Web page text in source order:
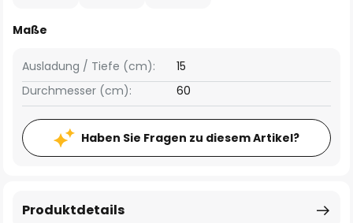
Maße
Ausladung / Tiefe (cm):
15
Durchmesser (cm):
60
Haben Sie Fragen zu diesem Artikel?
Produktdetails